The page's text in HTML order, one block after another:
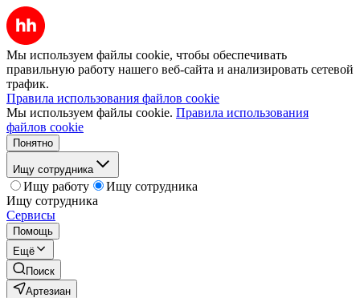
Мы используем файлы cookie, чтобы обеспечивать
правильную работу нашего веб-сайта и анализировать сетевой
трафик.
Правила использования файлов cookie
Мы используем файлы cookie. Правила использования
файлов cookie
Понятно
Ищу сотрудника
Ищу работу
Ищу сотрудника
Ищу сотрудника
Сервисы
Помощь
Ещё
Поиск
Артезиан